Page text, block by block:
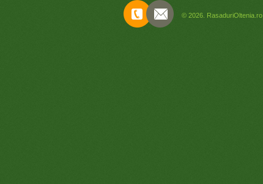
© 2026. RasaduriOltenia.ro